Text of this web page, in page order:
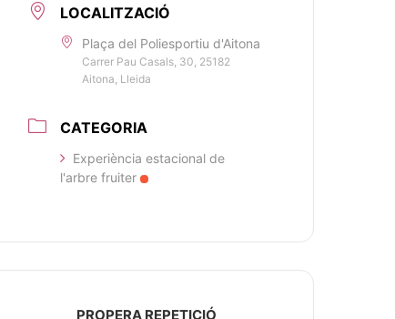
LOCALITZACIÓ
Plaça del Poliesportiu d'Aitona
Carrer Pau Casals, 30, 25182
Aitona, Lleida
CATEGORIA
Experiència estacional de
l'arbre fruiter
PROPERA REPETICIÓ